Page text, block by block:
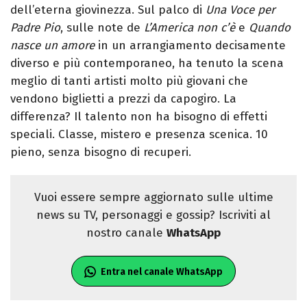
dell’eterna giovinezza. Sul palco di Una Voce per
Padre Pio, sulle note de L’America non c’èe Quando
nasce un amore in un arrangiamento decisamente
diverso e più contemporaneo, ha tenuto la scena
meglio di tanti artisti molto più giovani che
vendono biglietti a prezzi da capogiro. La
differenza? Il talento non ha bisogno di effetti
speciali. Classe, mistero e presenza scenica. 10
pieno, senza bisogno di recuperi.
Vuoi essere sempre aggiornato sulle ultime
news su TV, personaggi e gossip? Iscriviti al
nostro canale WhatsApp
Entra nel canale WhatsApp